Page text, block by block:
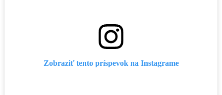
Zobraziť tento príspevok na Instagrame